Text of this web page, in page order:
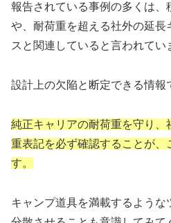
報告されている事例の多くは、
や、耐荷重を超える社外の延長
スと関連していると言われてい
設計上の欠陥と断定できる情報
純正キャリアの耐荷重を守り
重表記を必ず確認することが、
す。
キャンプ道具を満載するよう